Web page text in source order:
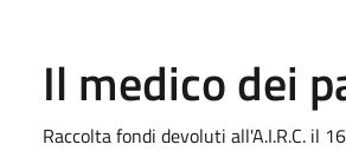
Il medico dei
Raccolta fondi devoluti all'A.I.R.C. il